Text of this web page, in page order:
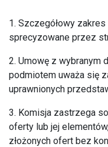
1. Szczegółowy
sprecyzowane przez
2. Umowę z wybranym
podmiotem uważa się
uprawnionych
3. Komisja zastrzega
oferty lub jej
złożonych ofert bez